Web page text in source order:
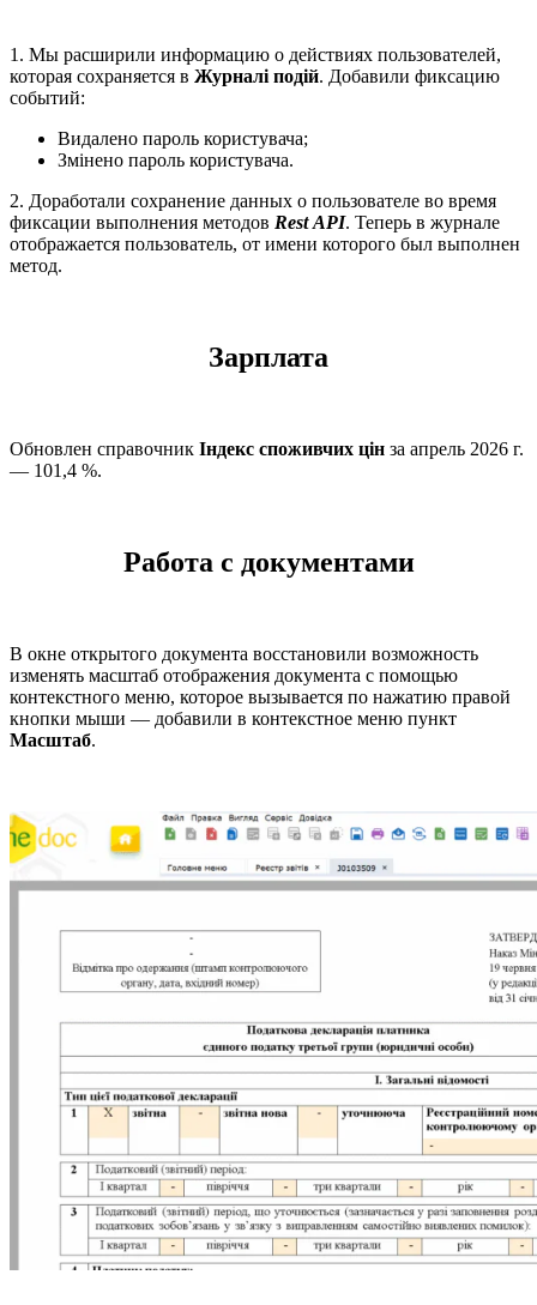
1. Мы расширили информацию о действиях пользователей,
которая сохраняется в Журналі подій. Добавили фиксацию
событий:
Видалено пароль користувача;
Змінено пароль користувача.
2. Доработали сохранение данных о пользователе во время
фиксации выполнения методов Rest API. Теперь в журнале
отображается пользователь, от имени которого был выполнен
метод.
Зарплата
Обновлен справочник Індекс споживчих цін за апрель 2026 г.
— 101,4 %.
Работа с документами
В окне открытого документа восстановили возможность
изменять масштаб отображения документа с помощью
контекстного меню, которое вызывается по нажатию правой
кнопки мыши — добавили в контекстное меню пункт
Масштаб.